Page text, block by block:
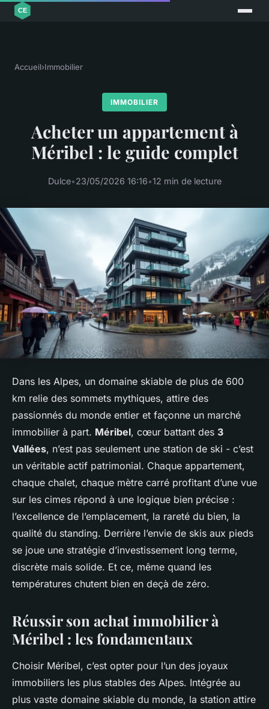
Accueil›Immobilier
IMMOBILIER
Acheter un appartement à
Méribel : le guide complet
Dulce•23/05/2026 16:16•12 min de lecture
Dans les Alpes, un domaine skiable de plus de 600
km relie des sommets mythiques, attire des
passionnés du monde entier et façonne un marché
immobilier à part. Méribel, cœur battant des 3
Vallées, n’est pas seulement une station de ski - c’est
un véritable actif patrimonial. Chaque appartement,
chaque chalet, chaque mètre carré profitant d’une vue
sur les cimes répond à une logique bien précise :
l’excellence de l’emplacement, la rareté du bien, la
qualité du standing. Derrière l’envie de skis aux pieds
se joue une stratégie d’investissement long terme,
discrète mais solide. Et ce, même quand les
températures chutent bien en deçà de zéro.
Réussir son achat immobilier à
Méribel : les fondamentaux
Choisir Méribel, c’est opter pour l’un des joyaux
immobiliers les plus stables des Alpes. Intégrée au
plus vaste domaine skiable du monde, la station attire